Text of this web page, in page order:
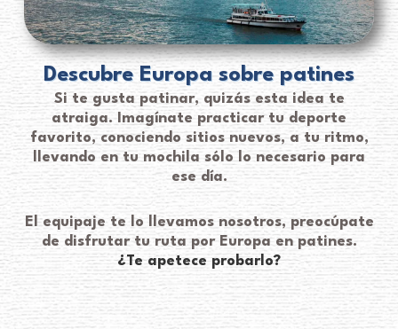
Descubre Europa sobre patines
Si te gusta patinar, quizás esta idea te
atraiga. Imagínate practicar tu deporte
favorito, conociendo sitios nuevos, a tu ritmo,
llevando en tu mochila sólo lo necesario para
ese día.
El equipaje te lo llevamos nosotros, preocúpate
de disfrutar tu ruta por Europa en patines.
¿Te apetece probarlo?